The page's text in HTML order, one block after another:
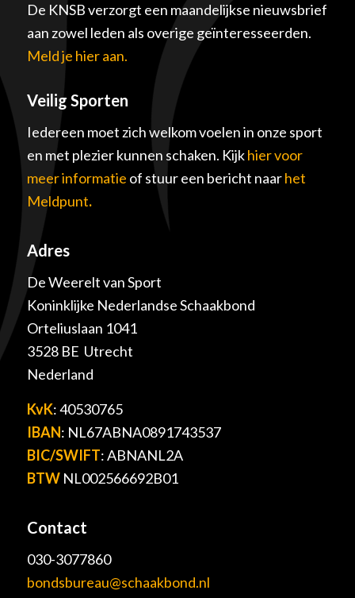
De KNSB verzorgt een maandelijkse nieuwsbrief
aan zowel leden als overige geïnteresseerden.
Meld je hier aan.
Veilig Sporten
Iedereen moet zich welkom voelen in onze sport
en met plezier kunnen schaken. Kijkhier voor
meer informatie of stuur een bericht naarhet
Meldpunt.
Adres
De Weerelt van Sport
Koninklijke Nederlandse Schaakbond
Orteliuslaan 1041
3528 BE Utrecht
Nederland
KvK: 40530765
IBAN: NL67ABNA0891743537
BIC/SWIFT: ABNANL2A
BTWNL002566692B01
Contact
030-3077860
bondsbureau@schaakbond.nl